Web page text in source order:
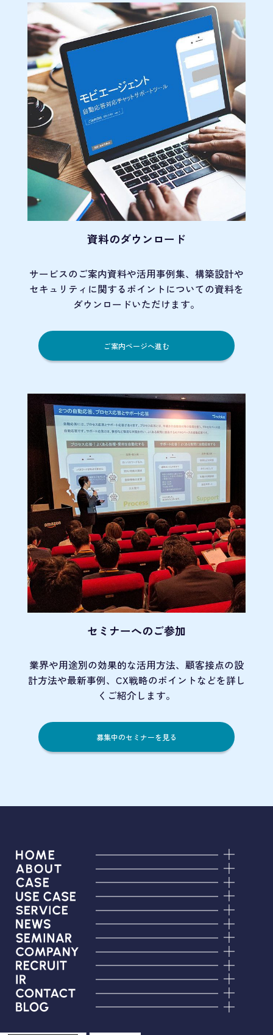
資料のダウンロード
サービスのご案内資料や活用事例集、 構築設計や
セキュリティに関するポイントについての資料を
ダウンロードいただけます。
ご案内ページへ進む
セミナーへのご参加
業界や用途別の効果的な活用方法、顧客接点の設
計方法や最新事例、CX戦略のポイントなどを詳し
くご紹介します。
募集中のセミナーを見る